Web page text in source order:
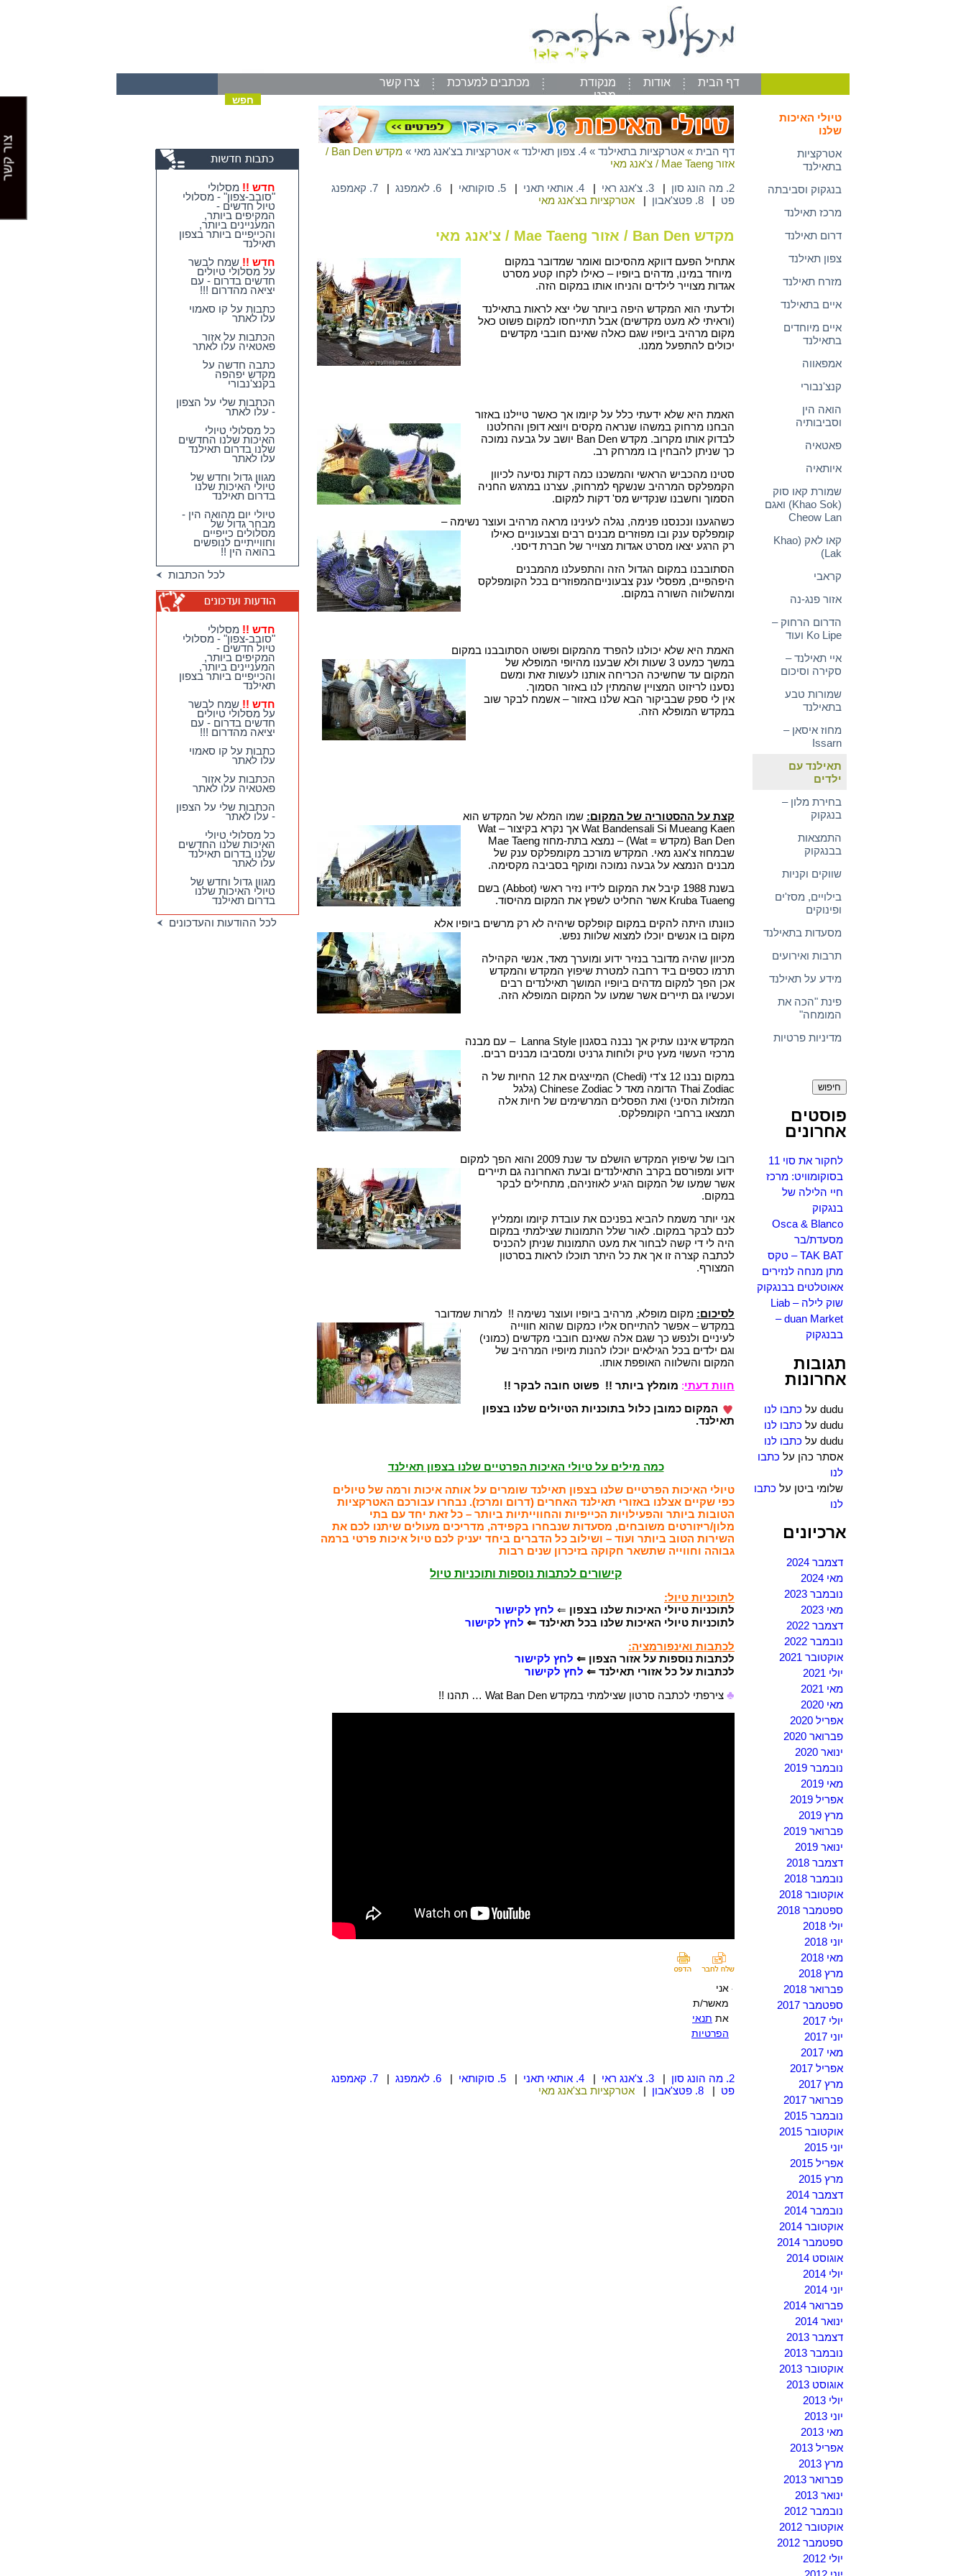
דף הבית אודות
מנקודת
מבט
מכתבים למערכת צרו קשר
טיולי האיכות
שלנו
אטרקציות
בתאילנד
בנגקוק וסביבתה
מרכז תאילנד
דרום תאילנד
צפון תאילנד
מזרח תאילנד
איים בתאילנד
איים מיוחדים
בתאילנד
אמפאווה
קנצ'נבורי
הואה הין
וסביבותיה
פאטאיה
איותאיה
שמורת קאו סוק
(Khao Sok) ואגם
Cheow Lan
קאו לאק (Khao
Lak)
קראבי
אזור פנג-נה
הדרום הרחוק –
Ko Lipe ועוד
איי תאילנד –
סקירה וסיכום
שמורות טבע
בתאילנד
מחוז איסאן –
Issarn
תאילנד עם
ילדים
בחירת מלון –
בנגקוק
התמצאות
בבנגקוק
שווקים וקניות
בילויים, מסז'ים
ופינוקים
מסעדות בתאילנד
תרבות ואירועים
מידע על תאילנד
פינת "הכה את
המומחה"
מדיניות פרטיות
פוסטים
אחרונים
לחקור את סוי 11
בסוקומוויט: מרכז
חיי הלילה של
בנגקוק
Osca & Blanco
מסעדת/בר
TAK BAT – טקס
מתן מנחה לנזירים
אאוטלטים בבנגקוק
שוק לילה – Liab
duan Market –
בבנגקוק
תגובות
אחרונות
dudu על כתבו לנו
dudu על כתבו לנו
dudu על כתבו לנו
אסתר כהן על כתבו
לנו
שלומי ביטן על כתבו
לנו
ארכיונים
דצמבר 2024
מאי 2024
נובמבר 2023
מאי 2023
דצמבר 2022
נובמבר 2022
אוקטובר 2021
יולי 2021
מאי 2021
מאי 2020
אפריל 2020
פברואר 2020
ינואר 2020
נובמבר 2019
מאי 2019
אפריל 2019
מרץ 2019
פברואר 2019
ינואר 2019
דצמבר 2018
נובמבר 2018
אוקטובר 2018
ספטמבר 2018
יולי 2018
יוני 2018
מאי 2018
מרץ 2018
פברואר 2018
ספטמבר 2017
יולי 2017
יוני 2017
מאי 2017
אפריל 2017
מרץ 2017
פברואר 2017
נובמבר 2015
אוקטובר 2015
יוני 2015
אפריל 2015
מרץ 2015
דצמבר 2014
נובמבר 2014
אוקטובר 2014
ספטמבר 2014
אוגוסט 2014
יולי 2014
יוני 2014
פברואר 2014
ינואר 2014
דצמבר 2013
נובמבר 2013
אוקטובר 2013
אוגוסט 2013
יולי 2013
יוני 2013
מאי 2013
אפריל 2013
מרץ 2013
פברואר 2013
ינואר 2013
נובמבר 2012
אוקטובר 2012
ספטמבר 2012
יולי 2012
דף הבית » אטרקציות בתאילנד » 4. צפון תאילנד » אטרקציות בצ'אנג מאי »
מקדש Ban Den /
אזור Mae Taeng / צ'אנג מאי
2. מה הונג סון
| 3. צ'אנג ראי | 4. אותאי תאני | 5. סוקותאי | 6. לאמפנג |
7. קאמפנג
פט | 8. פטצ'אבון | אטרקציות בצ'אנג מאי
מקדש Ban Den / אזור Mae Taeng / צ'אנג מאי
אתחיל הפעם דווקא מהסיכום ואומר שמדובר במקום
מיוחד במינו, מדהים ביופיו – כאילו לקחו קטע מסרט
אגדות מצוייר לילדים והניחו אותו במקום הזה.
ולדעתי הוא המקדש היפה ביותר שלי יצא לראות בתאילנד
(וראיתי לא מעט מקדשים) אבל תתייחסו למקום פשוט כאל
מקום מרהיב ביופיו שגם כאלה שאינם חובבי מקדשים
יכולים להתפעל ממנו.
האמת היא שלא ידעתי כלל על קיומו אך כאשר טיילנו באזור
הבחנו מרחוק במשהו שנראה מקסים ויוצא דופן והחלטנו
לבדוק אותו מקרוב. מקדש Ban Den יושב על גבעה נמוכה
כך שניתן להבחין בו ממרחק רב.
סטינו מהכביש הראשי והמשכנו כמה דקות נסיעה לכיוון
הקמפלקס המרהיב שנשקף למרחוק, עצרנו במרגש החניה
הסמוך וחשבנו שנקדיש מס' דקות למקום.
כשהגענו ונכנסנו פנימה, נגלה לעינינו מראה מרהיב ועוצר נשימה –
קומפלקס ענק ובו מפוזרים מבנים רבים וצבעוניים כאילו
רק הרגע יצאו מסרט אגדות מצוייר של חברת דיסני.
הסתובבנו במקום הגדול הזה והתפעלנו מהמבנים
היפהפיים, מפסלי ענק צבעונייםהמפוזרים בכל הקומפלקס
ומהשלווה השורה במקום.
האמת היא שלא יכולנו להפרד מהמקום ופשוט הסתובבנו במקום
במשך כמעט 3 שעות ולא שבענו מהיופי המופלא של
המקום עד שחשיכה הכריחה אותנו לעשות זאת ומשם
נסענו לריזוט המצויין שהמתין לנו באזור הסמוך.
אין לי ספק שבביקור הבא שלנו באזור – אשמח לבקר שוב
במקדש המופלא הזה.
קצת על ההסטוריה של המקום: שמו המלא של המקדש הוא
Wat Bandensali Si Mueang Kaen אך נקרא בקיצור – Wat
Ban Den (מקדש = Wat) – נמצא בתת-מחוז Mae Taeng
שבמחוז צ'אנג מאי. המקדש מורכב מקומפלקס ענק של
מבנים הנמצא על גבעה נמוכה ומוקף בסביבה מקסימה.
בשנת 1988 קיבל את המקום לידיו נזיר ראשי (Abbot) בשם
Kruba Tuaeng אשר החליט לשפץ את המקום מהיסוד.
כוונתו היתה להקים במקום קופלקס שיהיה לא רק מרשים ביופיו אלא
מקום בו אנשים יוכלו למצוא שלוות נפש.
מכיוון שהיה מדובר בנזיר ידוע ומוערך מאד, אנשי הקהילה
תרמו כספים ביד רחבה למטרת שיפוץ המקדש והמקדש
אכן הפך למקום מדהים ביופיו המושך תאילנדים רבים
ועכשיו גם תיירים אשר שמעו על המקום המופלא הזה.
המקדש איננו עתיק אך נבנה בסגנון Lanna Style – עם מבנה
מרכזי העשוי מעץ טיק ולוחות גרניט ומסביבו מבנים רבים.
במקום נבנו 12 צ'די (Chedi) המייצגים את 12 החיות של ה
Thai Zodiac הדומה מאד ל Chinese Zodiac (גלגל
המזלות הסיני) ואת הפסלים המרשימים של חיות אלה
תמצאו ברחבי הקומפלקס.
רובו של שיפוץ המקדש הושלם עד שנת 2009 והוא הפך למקום
ידוע ומפורסם בקרב התאילנדים ובעת האחרונה גם תיירים
אשר שמעו של המקום הגיע לאוזניהם, מתחילים לבקר
במקום.
אני יותר משמח להביא בפניכם את עובדת קיומו וממליץ
לכם לבקר במקום. לאור שלל התמונות שצילמתי במקום
היה לי די קשה לבחור את מעט התמונות שניתן להכניס
לכתבה קצרה זו אך את כל היתר תוכלו לראות בסרטון
המצורף.
לסיכום: מקום מופלא, מרהיב ביופיו ועוצר נשימה !! למרות שמדובר
במקדש – אפשר להתייחס אליו כמקום שהוא חווייה
לעיניים ולנפש כך שגם אלה שאינם חובבי מקדשים (כמוני)
וגם ילדים בכל הגילאים יוכלו להנות מיופיו המרהיב של
המקום והשלווה האופפת אותו.
חוות דעתי: מומלץ ביותר !! פשוט חובה לבקר !!
המקום כמובן כלול בתוכניות הטיולים שלנו בצפון
תאילנד.
כמה מילים על טיולי האיכות הפרטיים שלנו בצפון תאילנד
טיולי האיכות הפרטיים שלנו בצפון תאילנד שומרים על אותה איכות ורמה של טיולים
כפי שקיים אצלנו באזורי תאילנד האחרים (דרום ומרכז). נבחרו עבורכם האטרקציות
הטובות ביותר והפעילויות הכייפיות והחווייתיות ביותר – כל זאת יחד עם בתי
מלון/ריזורטים משובחים, מסעדות שנבחרו בקפידה, מדריכים מעולים שיתנו לכם את
השירות הטוב ביותר ועוד – ושילוב כל הדברים ביחד יעניק לכם טיול איכות פרטי ברמה
גבוהה וחווייה שתשאר חקוקה בזיכרון שנים רבות
קישורים לכתבות נוספות ותוכניות טיול
לתוכניות טיול:
לתוכניות טיולי האיכות שלנו בצפון ⇐ לחץ לקישור
לתוכניות טיולי האיכות שלנו בכל תאילנד ⇐ לחץ לקישור
לכתבות ואינפורמציה:
לכתבות נוספות על אזור הצפון ⇐ לחץ לקישור
לכתבות על כל אזורי תאילנד ⇐ לחץ לקישור
♣ צירפתי לכתבה סרטון שצילמתי במקדש Wat Ban Den … תהנו !!
אני
מאשר/ת
את תנאי
הפרטיות
2. מה הונג סון | 3. צ'אנג ראי | 4. אותאי תאני | 5. סוקותאי | 6. לאמפנג |
7. קאמפנג
פט | 8. פטצ'אבון | אטרקציות בצ'אנג מאי
חדש !! מסלולי
"סובב-צפון" - מסלולי
טיול חדשים -
המקיפים ביותר,
המעניינים ביותר,
והכייפיים ביותר בצפון
תאילנד
חדש !! שמח לבשר
על מסלולי טיולים
חדשים בדרום - עם
יציאה מהדרום !!!
כתבות על קו סאמוי
עלו לאתר
הכתבות על אזור
פאטאיה עלו לאתר
כתבה חדשה על
מקדש יפהפה
בקנצ'נבורי
הכתבות שלי על הצפון
- עלו לאתר
כל מסלולי טיולי
האיכות שלנו החדשים
שלנו בדרום תאילנד
עלו לאתר
מגוון גדול וחדש של
טיולי האיכות שלנו
בדרום תאילנד
טיולי יום מהואה הין -
מבחר גדול של
מסלולים כייפיים
וחווייתיים לנופשים
בהואה הין !!
לכל הכתבות
חדש !! מסלולי
"סובב-צפון" - מסלולי
טיול חדשים -
המקיפים ביותר,
המעניינים ביותר,
והכייפיים ביותר בצפון
תאילנד
חדש !! שמח לבשר
על מסלולי טיולים
חדשים בדרום - עם
יציאה מהדרום !!!
כתבות על קו סאמוי
עלו לאתר
הכתבות על אזור
פאטאיה עלו לאתר
הכתבות שלי על הצפון
- עלו לאתר
כל מסלולי טיולי
האיכות שלנו החדשים
שלנו בדרום תאילנד
עלו לאתר
מגוון גדול וחדש של
טיולי האיכות שלנו
בדרום תאילנד
לכל ההודעות והעדכונים
צור קשר